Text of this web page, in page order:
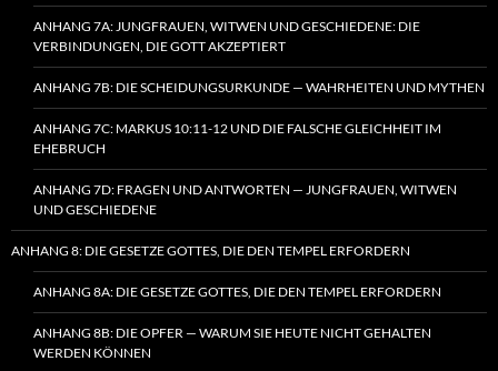
ANHANG 7A: JUNGFRAUEN, WITWEN UND GESCHIEDENE: DIE
VERBINDUNGEN, DIE GOTT AKZEPTIERT
ANHANG 7B: DIE SCHEIDUNGSURKUNDE — WAHRHEITEN UND MYTHEN
ANHANG 7C: MARKUS 10:11-12 UND DIE FALSCHE GLEICHHEIT IM
EHEBRUCH
ANHANG 7D: FRAGEN UND ANTWORTEN — JUNGFRAUEN, WITWEN
UND GESCHIEDENE
ANHANG 8: DIE GESETZE GOTTES, DIE DEN TEMPEL ERFORDERN
ANHANG 8A: DIE GESETZE GOTTES, DIE DEN TEMPEL ERFORDERN
ANHANG 8B: DIE OPFER — WARUM SIE HEUTE NICHT GEHALTEN
WERDEN KÖNNEN